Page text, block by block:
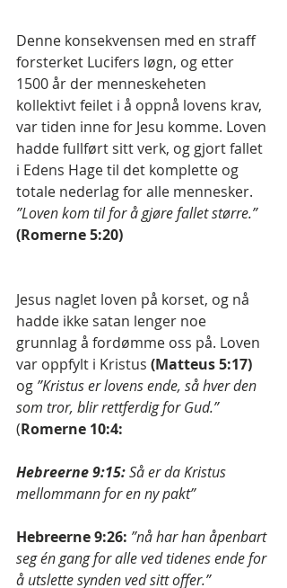
Denne konsekvensen med en straff
forsterket Lucifers løgn, og etter
1500 år der menneskeheten
kollektivt feilet i å oppnå lovens krav,
var tiden inne for Jesu komme. Loven
hadde fullført sitt verk, og gjort fallet
i Edens Hage til det komplette og
totale nederlag for alle mennesker.
”Loven kom til for å gjøre fallet større.”
(Romerne 5:20)
Jesus naglet loven på korset, og nå
hadde ikke satan lenger noe
grunnlag å fordømme oss på. Loven
var oppfylt i Kristus (Matteus 5:17)
og ”Kristus er lovens ende, så hver den
som tror, blir rettferdig for Gud.”
(Romerne 10:4:
Hebreerne 9:15: Så er da Kristus
mellommann for en ny pakt”
Hebreerne 9:26: ”nå har han åpenbart
seg én gang for alle ved tidenes ende for
å utslette synden ved sitt offer.”